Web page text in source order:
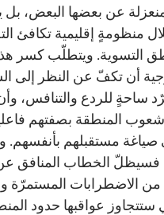
عن بعضها البعض، بل
منظومةٍ إقليمية تكافئ
التسوية. ويتطلّب كسر
أن تكفّ عن النظر إلى
ساحةٍ للردع والتنافس،
شعوب المنطقة بصفتهم
صياغة مستقبلهم بأنفسهم.
فسيظلّ الخطاب المنافق عن
الاضطرابات المستمرّة
ستتجاوز عواقبها حدود